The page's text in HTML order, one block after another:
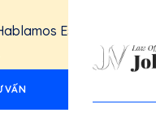
Español.
VẤN